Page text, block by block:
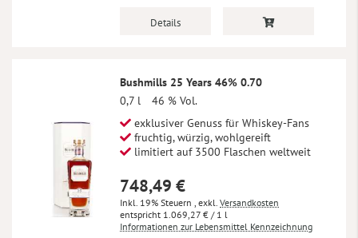
Details
Bushmills 25 Years 46% 0.70
0,7 l
46 % Vol.
exklusiver Genuss für Whiskey-Fans
fruchtig, würzig, wohlgereift
limitiert auf 3500 Flaschen weltweit
748,49 €
Inkl. 19% Steuern exkl. Versandkosten
1.069,27 € / 1 l
Informationen zur Lebensmittel Kennzeichnung